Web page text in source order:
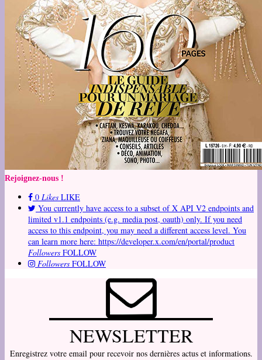
Rejoignez-nous !
0 Likes LIKE
You currently have access to a subset of X API V2 endpoints and
limited v1.1 endpoints (e.g. media post, oauth) only. If you need
access to this endpoint, you may need a different access level. You
can learn more here: https://developer.x.com/en/portal/product
Followers FOLLOW
Followers FOLLOW
NEWSLETTER
Enregistrez votre email pour recevoir nos dernières actus et informations.